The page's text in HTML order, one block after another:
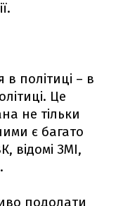
в політиці – в
Це
не тільки
є багато
відомі ЗМІ,
подолати